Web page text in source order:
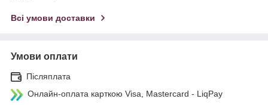
Всі умови доставки
Умови оплати
Післяплата
Онлайн-оплата карткою Visa, Mastercard - LiqPay